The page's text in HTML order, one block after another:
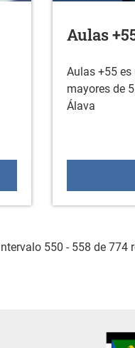
buscamos profesor/
Aulas
Aulas +55
mayores de
Álava
550 - 558 de 774